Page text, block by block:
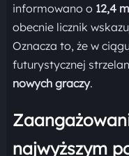
informowano o 12,4
obecnie licznik
Oznacza to, że w
futurystycznej
nowych graczy.
najwyższym